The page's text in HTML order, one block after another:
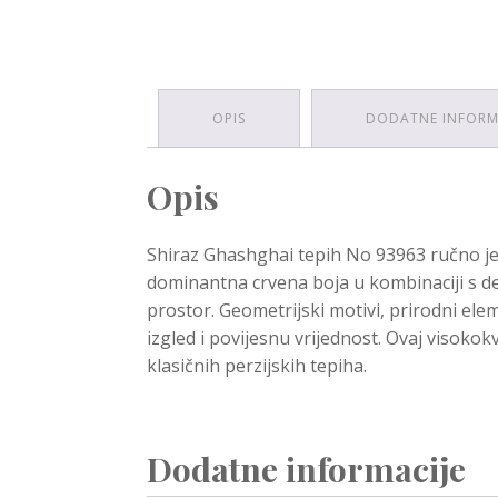
OPIS DODATNE
Opis
Shiraz Ghashghai tepih No 93963 ručno
dominantna crvena boja u kombinaciji s
prostor. Geometrijski motivi, prirodni
izgled i povijesnu vrijednost. Ovaj
klasičnih perzijskih tepiha.
Dodatne informacije